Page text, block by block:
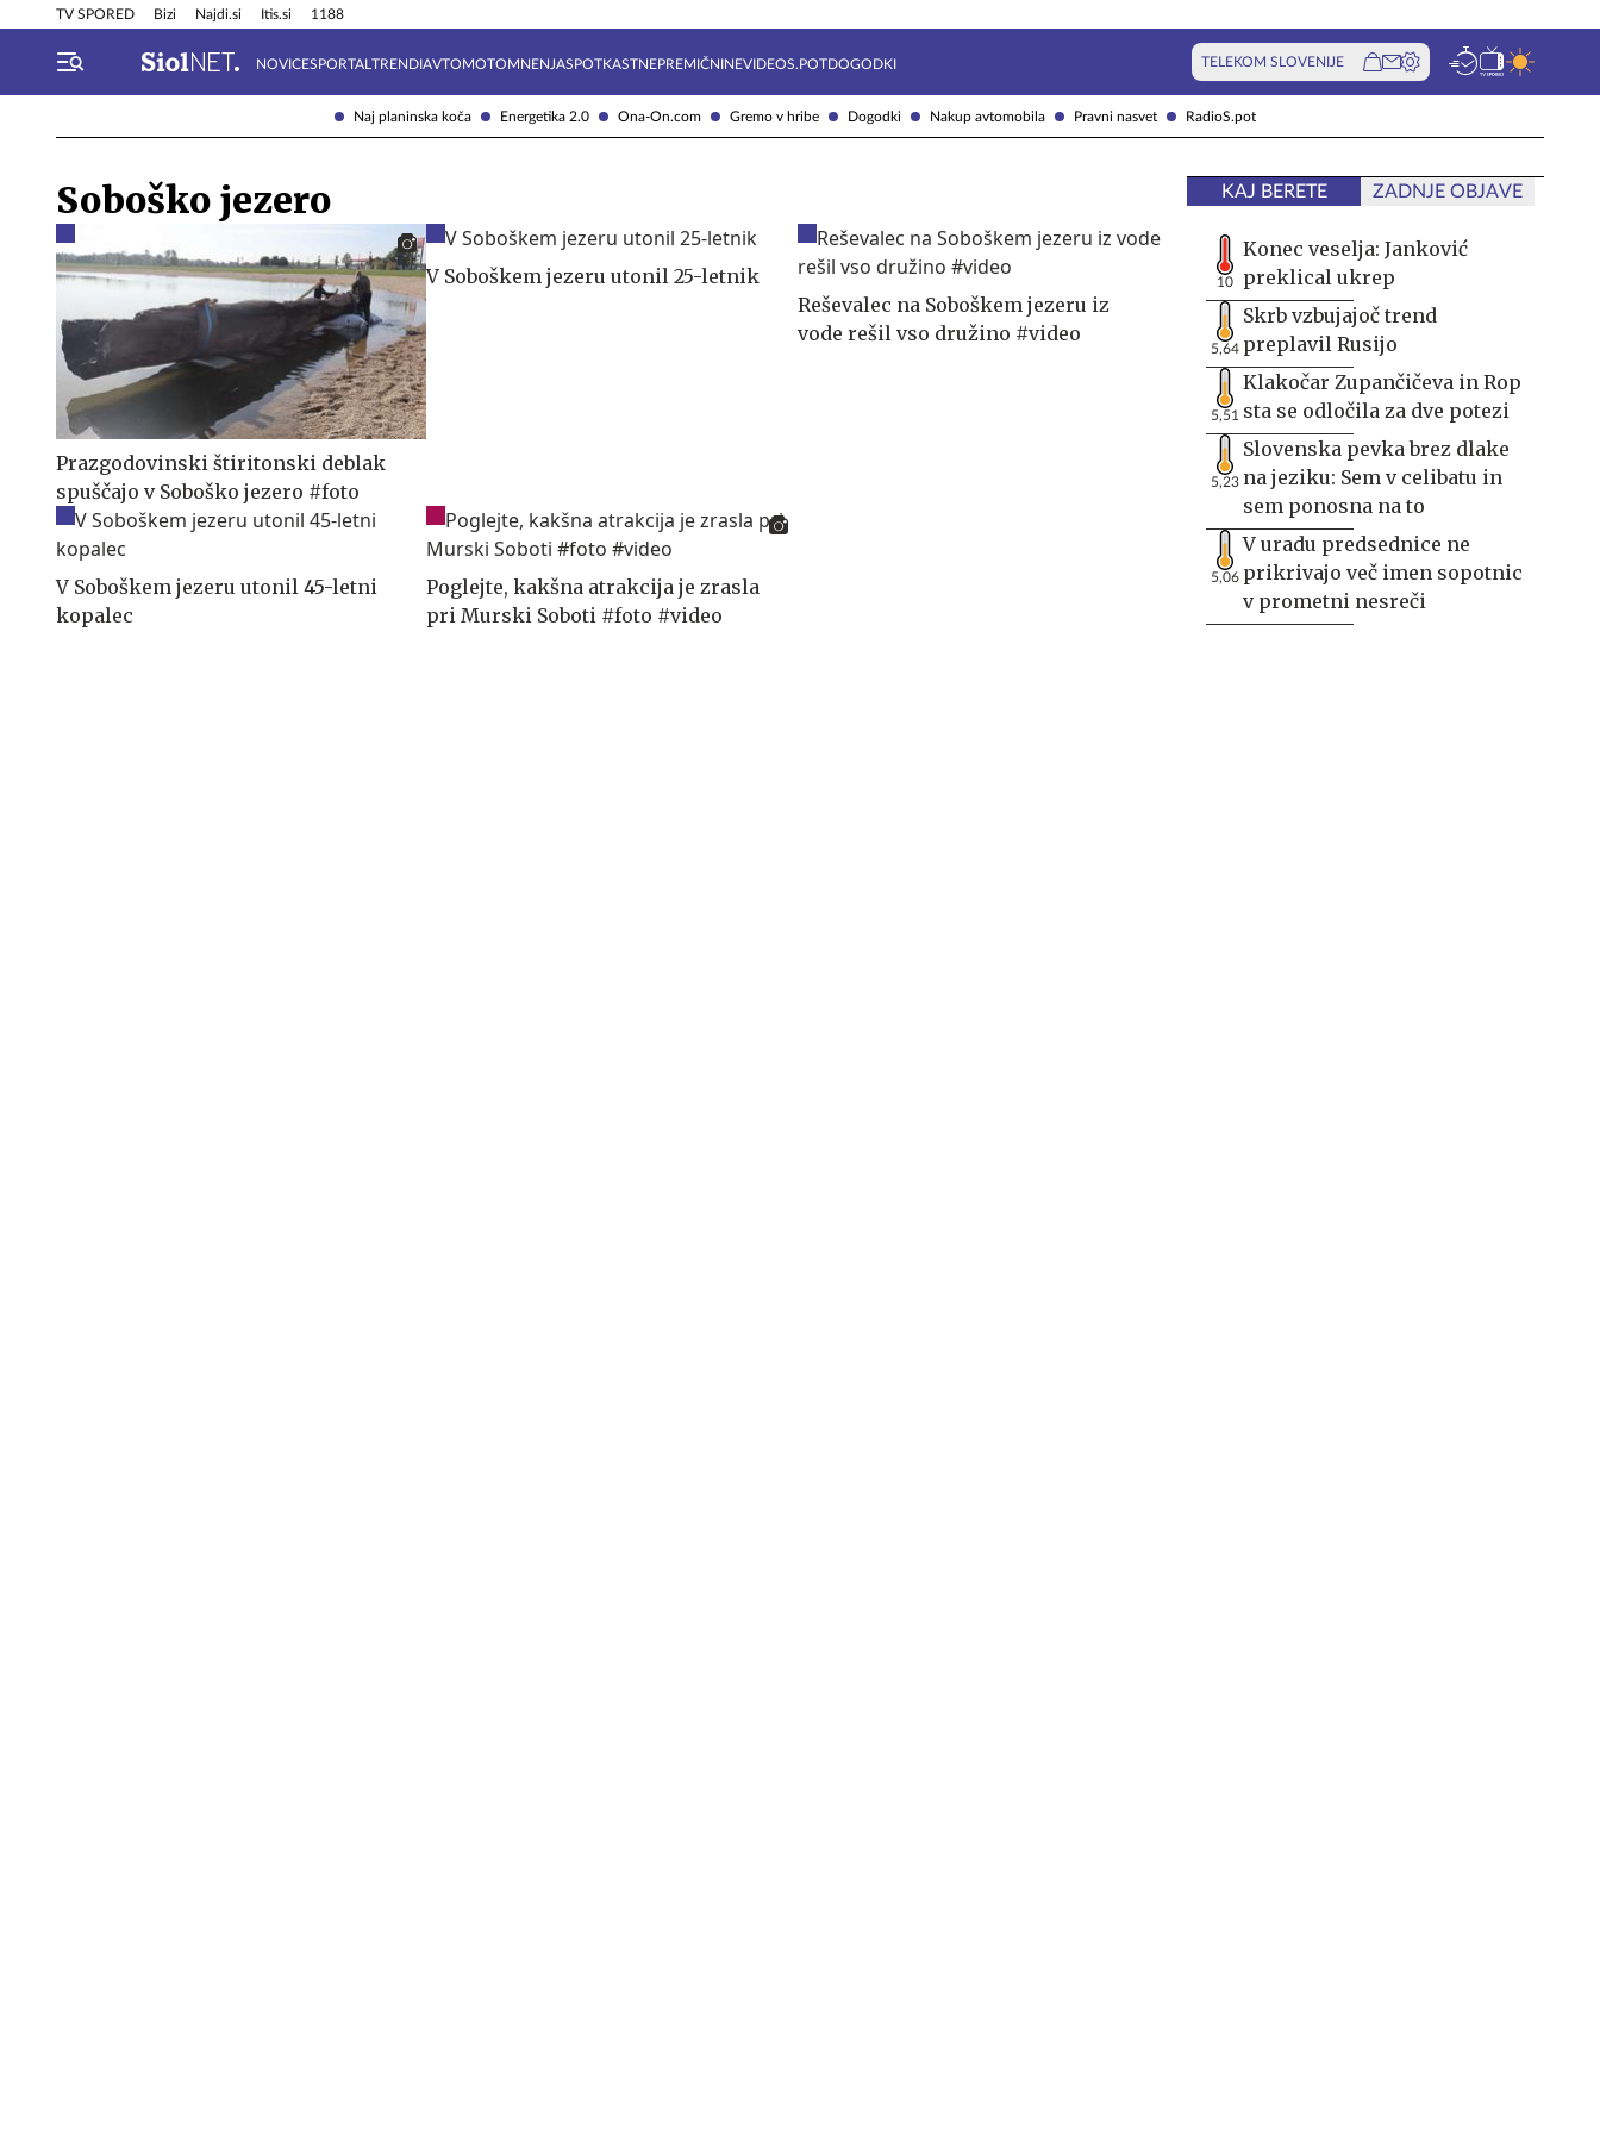
Naj planinska koča Energetika 2.0 Ona-On.com Gremo v hribe Dogodki Nakup avtomobila Pravni nasvet RadioS.pot
TV SPORED Bizi Najdi.si Itis.si 1188
NOVICESPORTAL TRENDIAVTOMOTOMNENJASPOTKASTNEPREMIČNINEVIDEOS.POTDOGODKI TELEKOM SLOVENIJE
Info in obvestila Tehnik
Soboško jezero
Prazgodovinski štiritonski deblak
spuščajo v Soboško jezero #foto
V Soboškem jezeru utonil 25-letnik
Reševalec na Soboškem jezeru iz
vode rešil vso družino #video
V Soboškem jezeru utonil 45-letni
kopalec
Poglejte, kakšna atrakcija je zrasla
pri Murski Soboti #foto #video
KAJ BERETE ZADNJE OBJAVE
10
Konec veselja: Janković
preklical ukrep
5,64
Skrb vzbujajoč trend
preplavil Rusijo
5,51
Klakočar Zupančičeva in Rop
sta se odločila za dve potezi
5,23
Slovenska pevka brez dlake
na jeziku: Sem v celibatu in
sem ponosna na to
5,06
V uradu predsednice ne
prikrivajo več imen sopotnic
v prometni nesreči